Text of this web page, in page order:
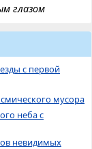
глазом
с первой
мусора
неба с
невидимых